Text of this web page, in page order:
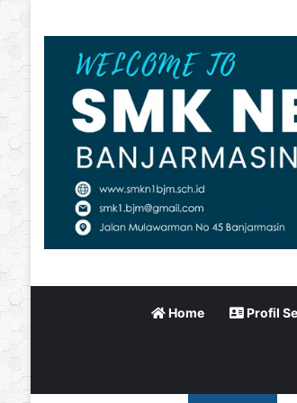
Home Profil